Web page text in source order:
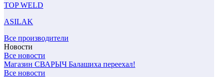
TOP WELD
ASILAK
Все производители
Новости
Все новости
Магазин СВАРЫЧ Балашиха переехал!
Все новости